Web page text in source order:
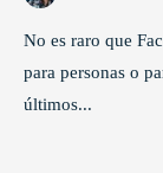
No es raro que
para personas o
últimos...